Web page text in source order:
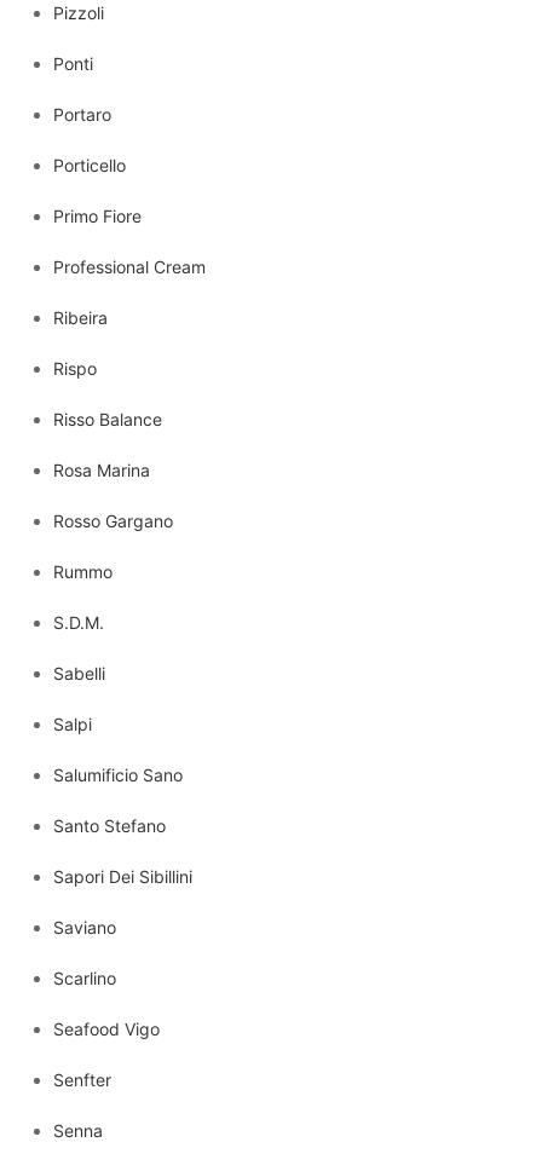
Pizzoli
Ponti
Portaro
Porticello
Primo Fiore
Professional Cream
Ribeira
Rispo
Risso Balance
Rosa Marina
Rosso Gargano
Rummo
S.D.M.
Sabelli
Salpi
Salumificio Sano
Santo Stefano
Sapori Dei Sibillini
Saviano
Scarlino
Seafood Vigo
Senfter
Senna